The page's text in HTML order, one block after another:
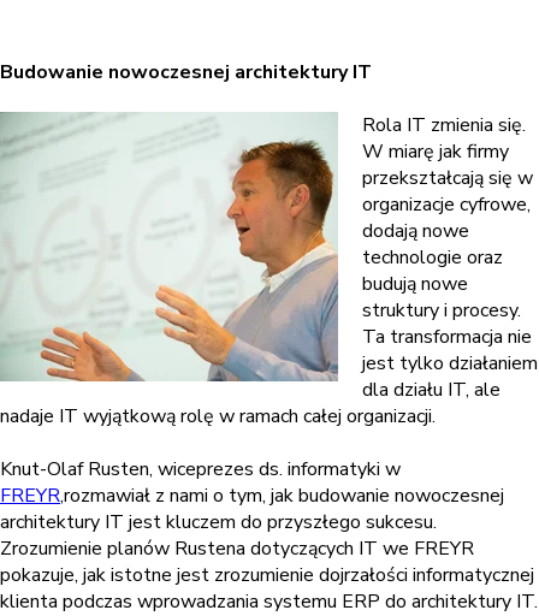
Budowanie nowoczesnej architektury IT
Rola IT zmienia się.
W miarę jak firmy
przekształcają się w
organizacje cyfrowe,
dodają nowe
technologie oraz
budują nowe
struktury i procesy.
Ta transformacja nie
jest tylko działaniem
dla działu IT, ale
nadaje IT wyjątkową rolę w ramach całej organizacji.
Knut-Olaf Rusten, wiceprezes ds. informatyki w
FREYR,rozmawiał z nami o tym, jak budowanie nowoczesnej
architektury IT jest kluczem do przyszłego sukcesu.
Zrozumienie planów Rustena dotyczących IT we FREYR
pokazuje, jak istotne jest zrozumienie dojrzałości informatycznej
klienta podczas wprowadzania systemu ERP do architektury IT.